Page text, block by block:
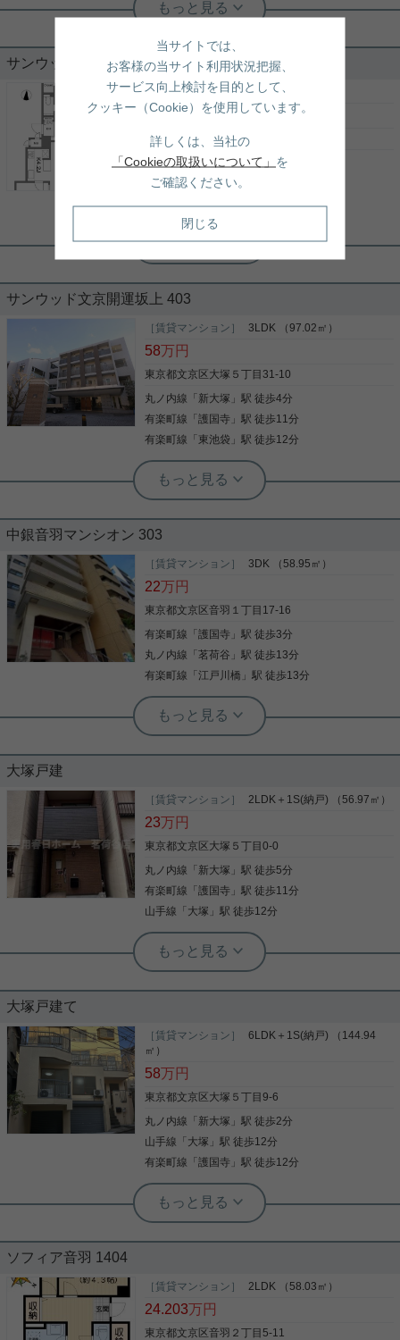
有楽町線護国寺駅最寄り☆南西向き、
護国寺駅徒歩5分の2LDKのお部屋をご紹介です☆ 洋
室5.2帖は廊下を挟んで独立したお部屋で、 使いや
すい間取りの2LDK！ キッチンもL字キッチンで調理
屋、南西向きのお部屋です！ お気軽にお問い合わせ
ぞ★ 実用春日ホーム株式会社 茗荷谷店 TEL：03-
6902-5021
写真(9)
サンウッド文京開運坂上 ４階
［賃貸マンション］ 3LDK （97.02㎡）
58万円
東京都文京区大塚５丁目31-10
丸ノ内線「新大塚」駅 徒歩4分
有楽町線 「 護国寺」駅 徒歩11分
有楽町線「東池袋」駅 徒歩12分
根津駅前センター（実用根津ホーム株式会社 根津駅前センター） スタ
ッフ小西
室内は大規模リフォーム済み
日本大学豊山中学・高等学校が徒歩11分で通学にも
便利です。暮らし快適物件、ネット回線有り、お家
でパソコンが使えます。収納はクロゼット・シュー
ズボックスなどが備え付けられているので、衣類や
インターホン・オートロックなど充実しているの
で、防犯対策もばっちりです。鉄筋コンクリート構
造なので震災や火災の際にも信頼性があります。賃
料は58万円です。文京区で新しい住環境をお探しな
ら、丸ノ内線新大塚駅近くでお求めください。いつ
でも実用根津ホーム根津駅前センターまでお気軽に
お問い合わせください。
写真(9)
詳細を見る
サンウッド文京開運坂上 403
［賃貸マンション］ 3LDK （97.02㎡）
58万円
東京都文京区大塚５丁目31-10
丸ノ内線 「 新大塚 」駅 徒歩4分
有楽町線 「護国寺 」駅 徒歩11分
有楽町線 「 東池袋 」駅 徒歩12分
実用春日ホーム 茗荷谷店 堀田枝里
大規模全面リフォーム済み！南東角住
のお部屋をご紹介です！ 南東向きの角部屋、日当た
り良好☆ LDKは20.3帖と開放感のある広さです！ 洋
室1つ1つもしっかりと広さあり！ 4階ですが、眺望
は抜けて見えます！ 室内全面リフォーム済みで、 リ
い合わせくださいませ！ ★お電話でのご相談もお気
軽にどうぞ★ 実用春日ホーム株式会社 茗荷谷店
TEL：03-6902-5021
写真(9)
詳細を見る
中銀音羽マンシオン 303
［賃貸マンション］ 3DK （58.95㎡）
22万円
東京都文京区音羽１丁目17-16
有楽町線 「護国寺 」駅 徒歩3分
丸ノ内線 「茗荷谷 」駅 徒歩13分
有楽町線 「江戸川橋 」駅 徒歩13分
実用春日ホーム 茗荷谷店 堀田枝里
3DK☆オートロック付分譲賃貸マンシ
居室洋室！ 南東向き、角部屋で日当たりも◎！ ガス
コンロ3口に浴室乾燥機等、室内設備も充実！ エア
コン3基設置済みです！ オートロックもありセキュ
リティ面も安心です☆ お気軽にお問い合わせくださ
用春日ホーム株式会社 茗荷谷店 TEL：03-6902-
5021
写真(9)
詳細を見る
大塚戸建
［賃貸マンション］ 2LDK＋1S(納戸) （56.97㎡）
23万円
東京都文京区大塚５丁目0-0
丸ノ内線 「 新大塚 」駅 徒歩5分
有楽町線 「護国寺 」駅 徒歩11分
山手線 「 大塚 」駅 徒歩12分
実用春日ホーム 茗荷谷店 堀田枝里
2SLDK戸建て！駐車スペース有☆
月築の築浅戸建て！ 敷地内に駐車スペースあり！ 自
転車等を置くスペースとしても利用可能☆ 室内設備
はもちろんのこと、 玄関には宅配ボックスも設置済
みです！ 2026年8月頃入居可能となります☆ お気軽
にお問い合わせくださいませ！ ★お電話でのご相談
谷店 TEL：03-6902-5021
写真(9)
大塚戸建て
［賃貸マンション］
6LDK＋1S(納戸) （144.94
㎡）
58万円
東京都文京区大塚５丁目9-6
丸ノ内線 「 新大塚 」駅 徒歩2分
山手線 「 大塚 」駅 徒歩12分
有楽町線 「護国寺 」駅 徒歩12分
実用春日ホーム 茗荷谷店 堀田枝里
大塚5丁目の閑静な住宅街☆6LDK+Sの
にSのある間取り！ 専有面積約144㎡で広々したフ
ァミリー向け戸建てです！ 事務所利用のご相談も可
能です！ 築年数はありますが、室内はリノベーショ
ン済み☆ シャッター付き車庫や、バイク、駐輪場ス
ソフィア音羽 1404
［賃貸マンション］ 2LDK （58.03㎡）
24.203万円
東京都文京区音羽２丁目5-11
当サイトでは、
お客様の当サイト利用状況把握、
サービス向上検討を目的として、
クッキー（Cookie）を使用しています。
詳しくは、当社の
「Cookieの取扱いについて」 を
ご確認ください。
閉じる